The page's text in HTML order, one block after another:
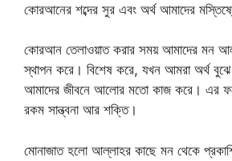
কোরআনের শব্দের সুর এবং অর্থ আমাদের
কোরআন তেলাওয়াত করার সময় আমাদের মন
স্থাপন করে। বিশেষ করে, যখন আমরা অর্থ
আমাদের জীবনে আলোর মতো কাজ করে। এর
রকম সান্ত্বনা আর শক্তি।
মোনাজাত হলো আল্লাহর কাছে মন থেকে